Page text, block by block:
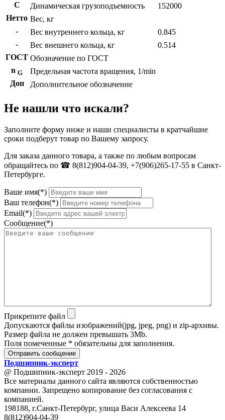
C
Динамическая грузоподъемность
152000
Нетто Вес, кг
-
Вес внутреннего кольца, кг
0.845
-
Вес внешнего кольца, кг
0.514
ГОСТ Обозначение по ГОСТ
n G
Предельная частота вращения, 1/min
Доп
Дополнительное обозначение
Не нашли что искали?
Заполните форму ниже и наши специалисты в кратчайшие
сроки подберут товар по Вашему запросу.
Для заказа данного товара, а также по любым вопросам
обращайтесь по ☎ 8(812)904-04-39, +7(906)265-17-55 в Санкт-
Петербурге.
Ваше имя(*)
Ваш телефон(*)
Email(*)
Сообщение(*)
Прикрепите файл
Допускаются файлы изображений(jpg, jpeg, png) и zip-архивы.
Размер файла не должен превышать 3Mb.
Поля помеченные * обязательны для заполнения.
Отправить сообщение
Подшипник-эксперт
@ Подшипник-эксперт 2019 - 2026
Все материалы данного сайта являются собственностью
компании. Запрещено копирование без согласования с
компанией.
198188, г.Санкт-Петербург, улица Васи Алексеева 14
8(812)904-04-39